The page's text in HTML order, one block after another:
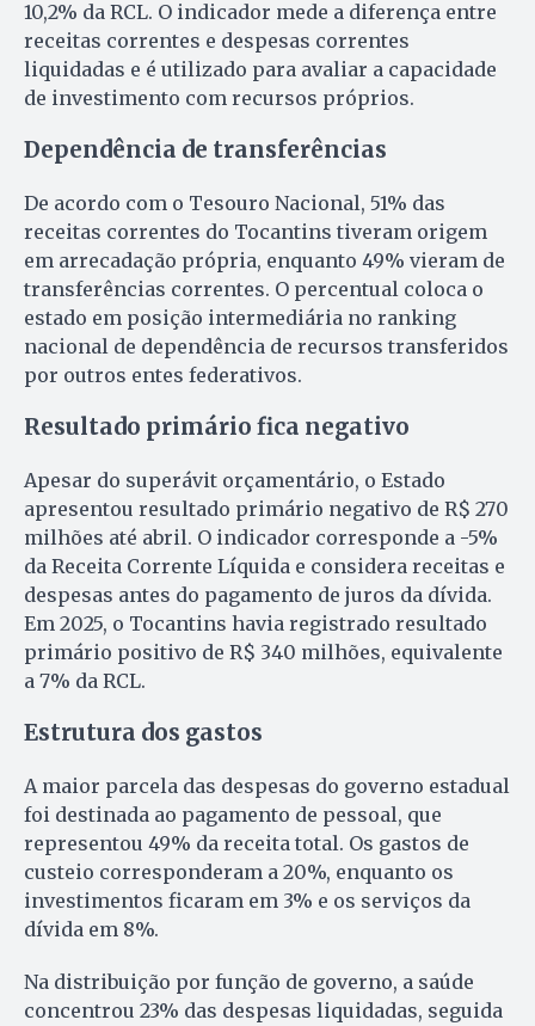
10,2% da RCL. O indicador mede a diferença entre
receitas correntes e despesas correntes
liquidadas e é utilizado para avaliar a capacidade
de investimento com recursos próprios.
Dependência de transferências
De acordo com o Tesouro Nacional, 51% das
receitas correntes do Tocantins tiveram origem
em arrecadação própria, enquanto 49% vieram de
transferências correntes. O percentual coloca o
estado em posição intermediária no ranking
nacional de dependência de recursos transferidos
por outros entes federativos.
Resultado primário fica negativo
Apesar do superávit orçamentário, o Estado
apresentou resultado primário negativo de R$ 270
milhões até abril. O indicador corresponde a -5%
da Receita Corrente Líquida e considera receitas e
despesas antes do pagamento de juros da dívida.
Em 2025, o Tocantins havia registrado resultado
primário positivo de R$ 340 milhões, equivalente
a 7% da RCL.
Estrutura dos gastos
A maior parcela das despesas do governo estadual
foi destinada ao pagamento de pessoal, que
representou 49% da receita total. Os gastos de
custeio corresponderam a 20%, enquanto os
investimentos ficaram em 3% e os serviços da
dívida em 8%.
Na distribuição por função de governo, a saúde
concentrou 23% das despesas liquidadas, seguida